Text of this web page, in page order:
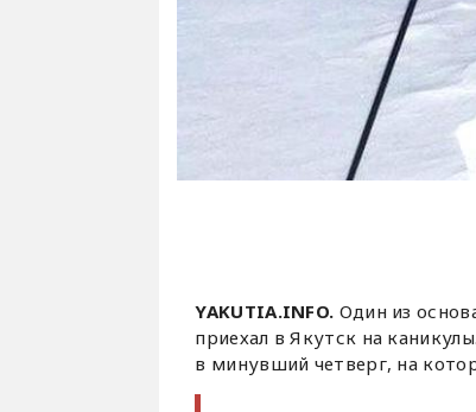
YAKUTIA.INFO. Один из
приехал в Якутск на
в минувший четверг, на